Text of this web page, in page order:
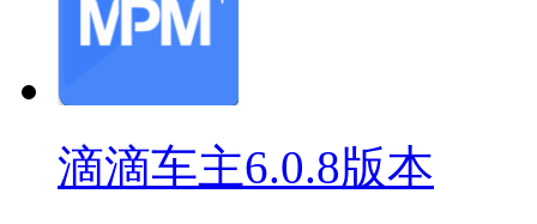
滴滴车主6.0.8版本